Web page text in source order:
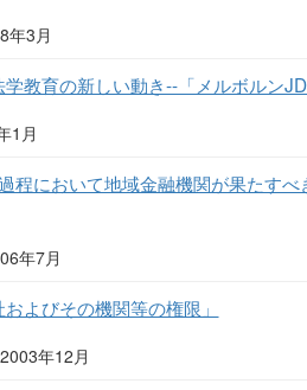
年3月
教育の新しい動き--「メルボルン
1月
程において地域金融機関が果たす
年7月
よびその機関等の権限」
年12月